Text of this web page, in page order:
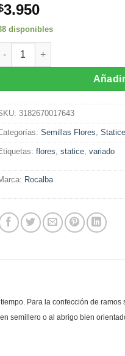
3.950
disponibles
Semillas de Statice Sinuata
3182670017643
Semillas Flores Statice
flores statice variado
Rocalba
Para la confección de
semillero o al abrigo bien